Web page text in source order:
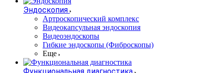
Эндоскопия
Артроскопический комплекс
Видеокапсульная эндоскопия
Видеоэндоскопы
Гибкие эндоскопы (Фиброcкопы)
Еще